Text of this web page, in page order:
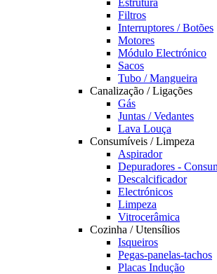
Estrutura
Filtros
Interruptores / Botões
Motores
Módulo Electrónico
Sacos
Tubo / Mangueira
Canalização / Ligações
Gás
Juntas / Vedantes
Lava Louça
Consumíveis / Limpeza
Aspirador
Depuradores -
Descalcificador
Electrónicos
Limpeza
Vitrocerâmica
Cozinha / Utensílios
Isqueiros
Pegas-panelas-tachos
Placas Indução